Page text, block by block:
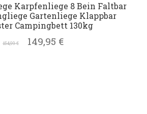
Karpfenliege 8 Bein Faltbar
Gartenliege Klappbar
Campingbett 130kg
154,99€ 149,95 €